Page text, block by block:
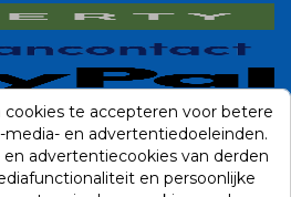
te accepteren voor betere
en advertentiedoeleinden.
advertentiecookies van derden
en persoonlijke